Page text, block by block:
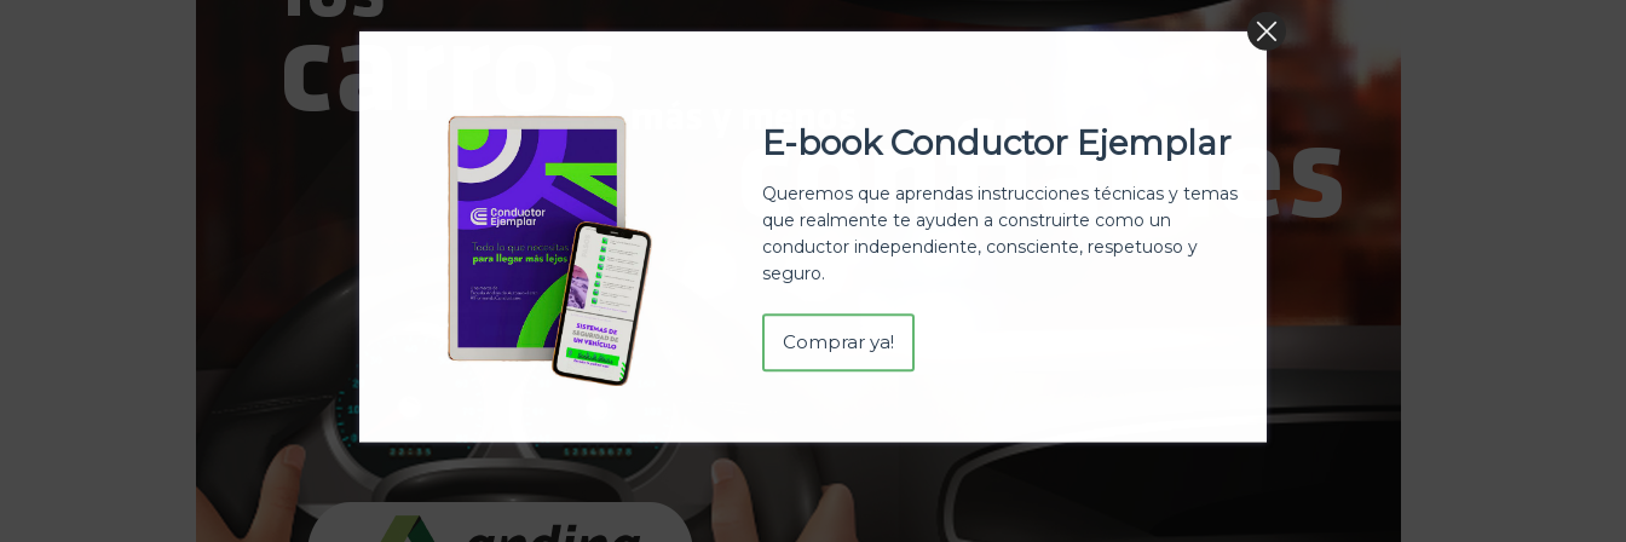
E-book Conductor Ejemplar
Queremos que aprendas instrucciones técnicas y temas
que realmente te ayuden a construirte como un
conductor independiente, consciente, respetuoso y
seguro.
Comprar ya!